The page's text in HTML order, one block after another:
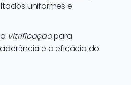
uniformes e
vitrificaçãopara
e a eficácia do